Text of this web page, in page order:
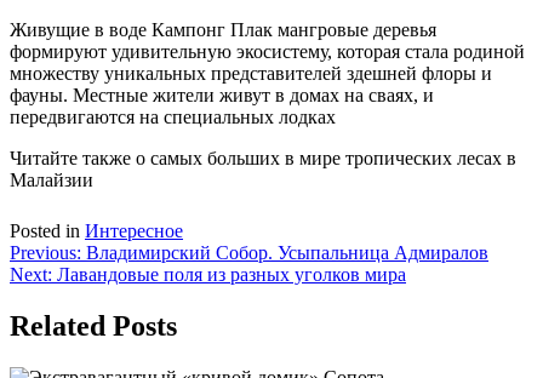
Живущие в воде Кампонг Плак мангровые деревья
формируют удивительную экосистему, которая стала родиной
множеству уникальных представителей здешней флоры и
фауны. Местные жители живут в домах на сваях, и
передвигаются на специальных лодках
Читайте также о самых больших в мире тропических лесах в
Малайзии
Posted in Интересное
Навигация
по
записям
Previous: Владимирский Собор. Усыпальница Адмиралов
Next: Лавандовые поля из разных уголков мира
Related Posts